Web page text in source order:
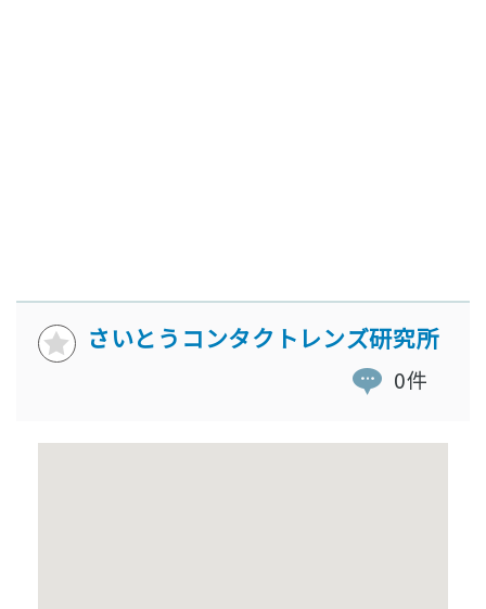
さいとうコンタクトレンズ研究所
0件